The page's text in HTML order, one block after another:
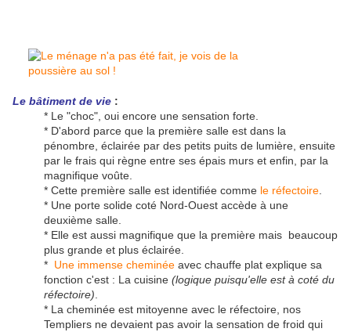
Le bâtiment de vie :
* Le "choc", oui encore une sensation forte.
* D'abord parce que la première salle est dans la
pénombre, éclairée par des petits puits de lumière, ensuite
par le frais qui règne entre ses épais murs et enfin, par la
magnifique voûte.
* Cette première salle est identifiée comme le réfectoire
* Une porte solide coté Nord-Ouest accède à une
deuxième salle.
* Elle est aussi magnifique que la première mais beaucoup
plus grande et plus éclairée.
* Une immense cheminée avec chauffe plat explique sa
fonction c'est : La cuisine (logique puisqu'elle est à coté du
réfectoire)
* La cheminée est mitoyenne avec le réfectoire, nos
Templiers ne devaient pas avoir la sensation de froid qui